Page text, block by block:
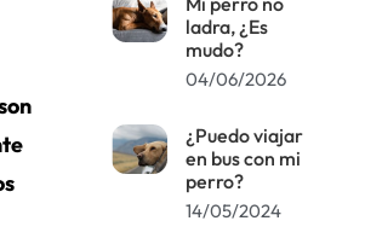
ladra, ¿Es
mudo?
04/06/2026
¿Puedo viajar
en bus con mi
perro?
14/05/2024